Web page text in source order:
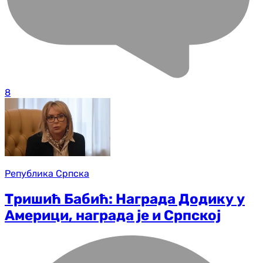
8
Република Српска
Тришић Бабић: Награда Додику у
Америци, награда је и Српској